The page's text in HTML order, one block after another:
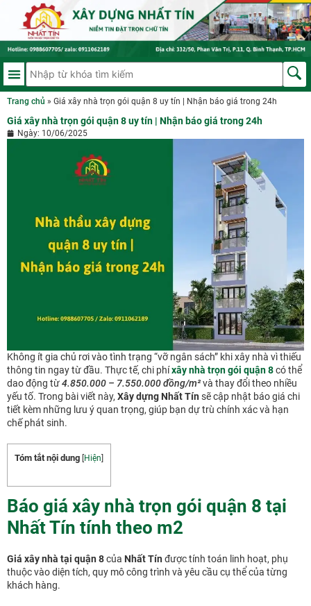
Trang chủ » Giá xây nhà trọn gói quận 8 uy tín | Nhận báo giá trong 24h
Giá xây nhà trọn gói quận 8 uy tín | Nhận báo giá trong 24h
Ngày: 10/06/2025
Không ít gia chủ rơi vào tình trạng “vỡ ngân sách” khi xây nhà vì thiếu
thông tin ngay từ đầu. Thực tế, chi phíxây nhà trọn gói quận 8có thể
dao động từ4.850.000 – 7.550.000 đồng/m²và thay đổi theo nhiều
yếu tố. Trong bài viết này, Xây dựng Nhất Tín sẽ cập nhật báo giá chi
tiết kèm những lưu ý quan trọng, giúp bạn dự trù chính xác và hạn
chế phát sinh.
Tóm tắt nội dung Hiện
Báo giá xây nhà trọn gói quận 8 tại
Nhất Tín tính theo m2
Giá xây nhà tại quận 8của Nhất Tín được tính toán linh hoạt, phụ
thuộc vào diện tích, quy mô công trình và yêu cầu cụ thể của từng
khách hàng.